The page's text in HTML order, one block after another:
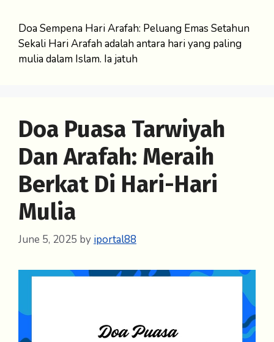
Doa Sempena Hari Arafah: Peluang Emas Setahun
Sekali Hari Arafah adalah antara hari yang paling
mulia dalam Islam. Ia jatuh
Doa Puasa Tarwiyah
Dan Arafah: Meraih
Berkat Di Hari-Hari
Mulia
June 5, 2025 by iportal88